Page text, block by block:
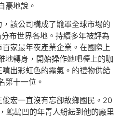
豪地說。
，該公司構成了籠罩全球市場的
布世界各地。持續多年被評為
家最年夜產業企業。在國際上
地轉身，開始操作她吧檯上的咖
出彩虹色的霧氣。的禮物供給
第十一位。
宏一直沒有忘卻故鄉國民。20
鷓鴣凹的年青人紛紜到他的廠里